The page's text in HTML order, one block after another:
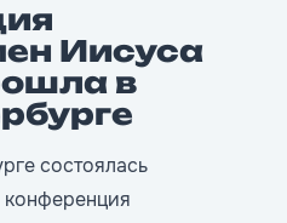
Иисуса
в
состоялась
конференция